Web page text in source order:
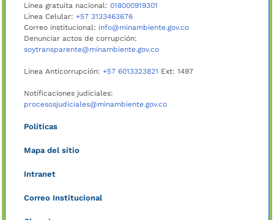
Línea gratuita nacional: 018000919301
Línea Celular: +57 3133463676
Correo institucional: info@minambiente.gov.co
Denunciar actos de corrupción:
soytransparente@minambiente.gov.co
Línea Anticorrupción: +57 6013323821 Ext: 1497
Notificaciones judiciales:
procesosjudiciales@minambiente.gov.co
Políticas
Mapa del sitio
Intranet
Correo Institucional